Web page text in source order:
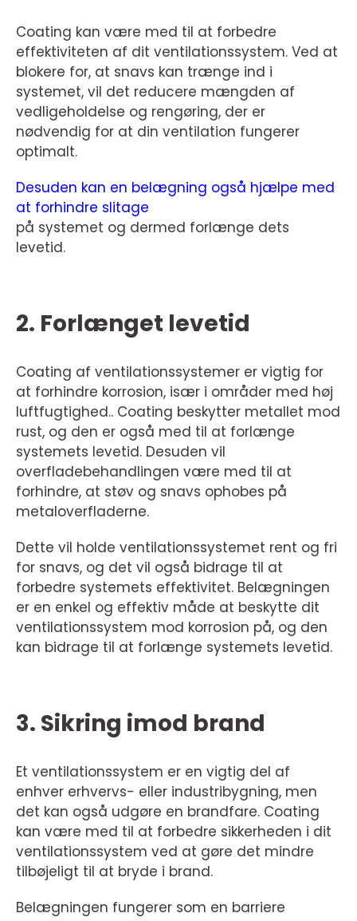
Coating kan være med til at forbedre
effektiviteten af dit ventilationssystem. Ved at
blokere for, at snavs kan trænge ind i
systemet, vil det reducere mængden af
vedligeholdelse og rengøring, der er
nødvendig for at din ventilation fungerer
optimalt.
Desuden kan en belægning også hjælpe med
at forhindre slitage
på systemet og dermed forlænge dets
levetid.
2. Forlænget levetid
Coating af ventilationssystemer er vigtig for
at forhindre korrosion, især i områder med høj
luftfugtighed.. Coating beskytter metallet mod
rust, og den er også med til at forlænge
systemets levetid. Desuden vil
overfladebehandlingen være med til at
forhindre, at støv og snavs ophobes på
metaloverfladerne.
Dette vil holde ventilationssystemet rent og fri
for snavs, og det vil også bidrage til at
forbedre systemets effektivitet. Belægningen
er en enkel og effektiv måde at beskytte dit
ventilationssystem mod korrosion på, og den
kan bidrage til at forlænge systemets levetid.
3. Sikring imod brand
Et ventilationssystem er en vigtig del af
enhver erhvervs- eller industribygning, men
det kan også udgøre en brandfare. Coating
kan være med til at forbedre sikkerheden i dit
ventilationssystem ved at gøre det mindre
tilbøjeligt til at bryde i brand.
Belægningen fungerer som en barriere